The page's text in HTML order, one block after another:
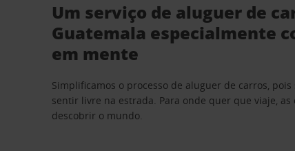
Um serviço de aluguer de
Guatemala especialmente
em mente
Simplificamos o processo de aluguer de carros,
sentir livre na estrada. Para onde quer que viaje, as
descobrir o mundo.